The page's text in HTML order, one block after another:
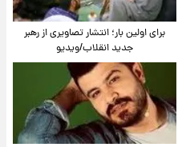
برای اولین بار؛ انتشار تصاویری از رهبر
جدید انقلاب/ویدیو